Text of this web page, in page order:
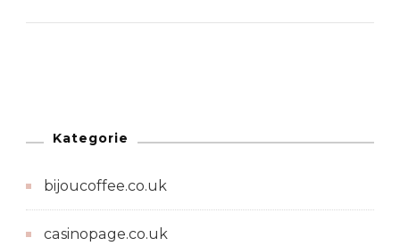
Kategorie
bijoucoffee.co.uk
casinopage.co.uk